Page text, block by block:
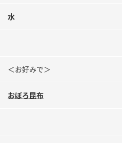
水
＜お好みで＞
おぼろ昆布